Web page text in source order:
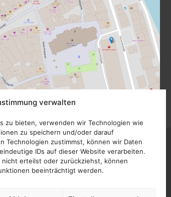
verwalten
zu bieten, verwenden wir Technologien wie
zu speichern und/oder darauf
Technologien zustimmst, können wir Daten
IDs auf dieser Website verarbeiten.
nicht erteilst oder zurückziehst, können
beeinträchtigt werden.
Hinweisgeberschutzgesetz